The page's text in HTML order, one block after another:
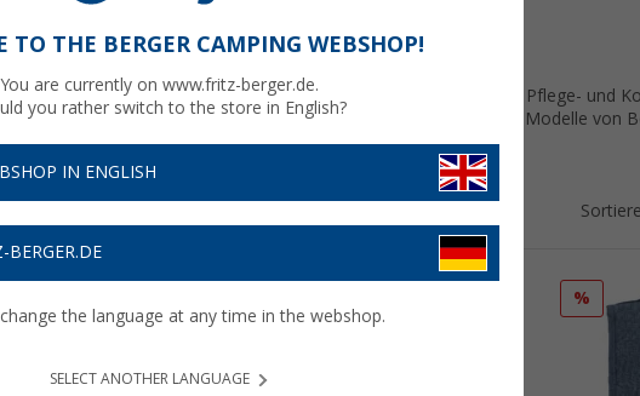
Flugreise – ein praktischer Kulturbeutel sorgt dafür, dass deine Pflege- und
verstaut sind. Entdecke platzsparende, robuste und stylische Modelle von
mehr über unsere KategorieKulturbeutelerfahren...
%
TO THE BERGER CAMPING WEBSHOP!
You are currently on www.fritz-berger.de.
you rather switch to the store in English?
IN ENGLISH
BERGER.DE
the language at any time in the webshop.
SELECT ANOTHER LANGUAGE